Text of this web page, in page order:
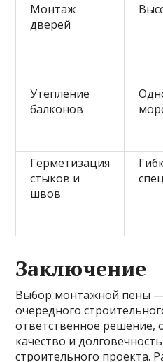
Монтаж
дверей
Утепление
балконов
Герметизация
стыков и
швов
Заключение
Выбор монтажной пены —
очередного
ответственное решение,
качество и
строительного проекта.